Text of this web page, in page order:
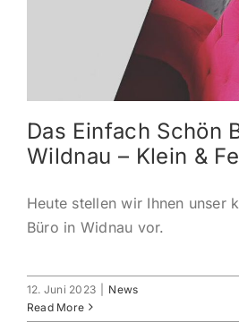
IHR WARENKORB
SEARCH
Das Einfach Schön
Wildnau – Klein &
Heute stellen wir Ihnen unser
Büro in Widnau vor.
12. Juni 2023
News
Read More